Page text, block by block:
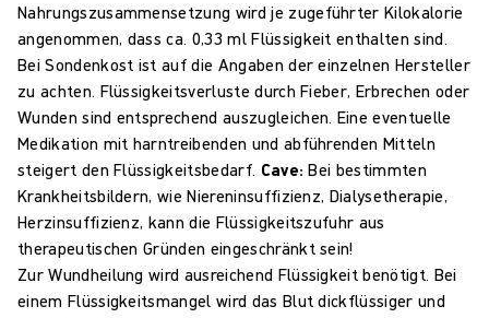
Nahrungszusammensetzung wird je zugeführter Kilokalorie
angenommen, dass ca. 0,33 ml Flüssigkeit enthalten sind.
Bei Sondenkost ist auf die Angaben der einzelnen Hersteller
zu achten. Flüssigkeitsverluste durch Fieber, Erbrechen oder
Wunden sind entsprechend auszugleichen. Eine eventuelle
Medikation mit harntreibenden und abführenden Mitteln
steigert den Flüssigkeitsbedarf. Cave: Bei bestimmten
Krankheitsbildern, wie Niereninsuffizienz, Dialysetherapie,
Herzinsuffizienz, kann die Flüssigkeitszufuhr aus
therapeutischen Gründen eingeschränkt sein!
Zur Wundheilung wird ausreichend Flüssigkeit benötigt. Bei
einem Flüssigkeitsmangel wird das Blut dickflüssiger und